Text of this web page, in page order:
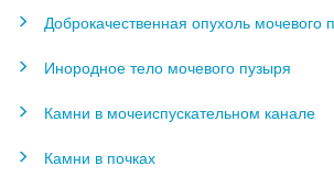
Доброкачественная опухоль мочевого
Инородное тело мочевого пузыря
Камни в мочеиспускательном канале
Камни в почках